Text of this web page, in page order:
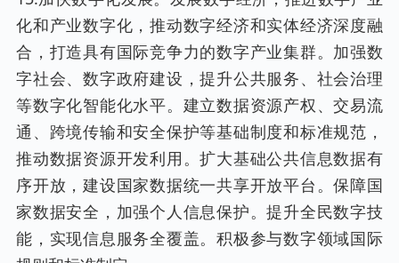
化和产业数字化，推动数字经济和实体经济深度融
合，打造具有国际竞争力的数字产业集群。加强数
字社会、数字政府建设，提升公共服务、社会治理
等数字化智能化水平。建立数据资源产权、交易流
通、跨境传输和安全保护等基础制度和标准规范，
推动数据资源开发利用。扩大基础公共信息数据有
序开放，建设国家数据统一共享开放平台。保障国
家数据安全，加强个人信息保护。提升全民数字技
能，实现信息服务全覆盖。积极参与数字领域国际